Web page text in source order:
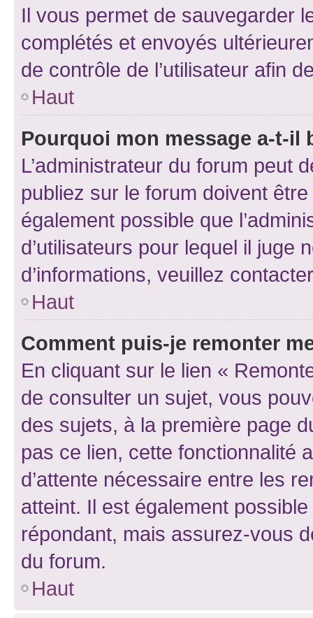
Il vous permet de sauvegarder
complétés et envoyés
de contrôle de l’utilisateur afin
Haut
Pourquoi mon message a-t-il
L’administrateur du forum peut
publiez sur le forum doivent
également possible que
d’utilisateurs pour lequel il juge
d’informations, veuillez
Haut
Comment puis-je remonter
En cliquant sur le lien «
de consulter un sujet, vous
des sujets, à la première page
pas ce lien, cette fonctionnalité
d’attente nécessaire entre les
atteint. Il est également
répondant, mais assurez-vous
du forum.
Haut